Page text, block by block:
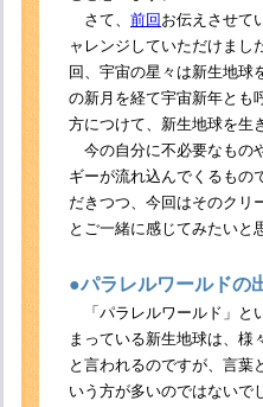
さて、 前回 お伝えさせて
ャレンジしていただけまし
回、宇宙の星々は新生地球
の新月を経て宇宙新年とも
方につけて、新生地球を生
今の自分に不必要なもの
ギーが流れ込んでくるもの
だきつつ、今回はそのクリ
とご一緒に感じてみたいと
●パラレルワールドの
「パラレルワールド」と
まっている新生地球は、様
と言われるのですが、言葉
いう方が多いのではないで